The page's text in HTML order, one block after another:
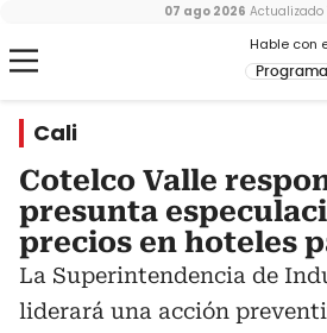
Hable con
Programa
07 ago 2026 Actualizado
Cali
Cotelco Valle
presunta
precios en hoteles
La Superintendencia de
liderará una acción